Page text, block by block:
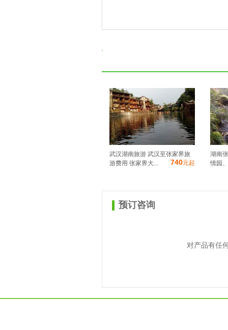
武汉湖南旅游 武汉至张家界旅
游费用 张家界大...
740元起
湖南
情园
预订咨询
对产品有任